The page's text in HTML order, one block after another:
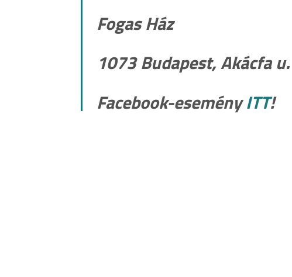
Fogas Ház
1073 Budapest, Akácfa
Facebook-eseményITT!